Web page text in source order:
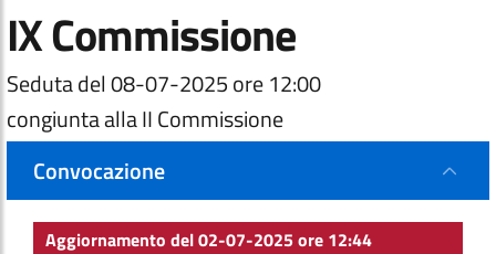
IX Commissione
Seduta del 08-07-2025 ore 12:00
congiunta alla II Commissione
Convocazione
Aggiornamento del 02-07-2025 ore 12:44